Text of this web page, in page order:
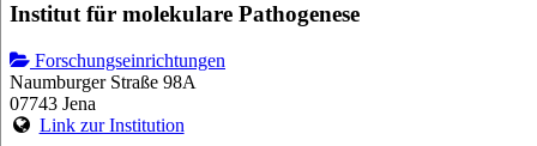
Institut für molekulare Pathogenese
Forschungseinrichtungen
Naumburger Straße 98A
07743 Jena
Link zur Institution